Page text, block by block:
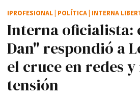
Interna oficialista:
Dan" respondió a
el cruce en redes
tensión
IPROFESIONAL POLÍTICA INTERNA